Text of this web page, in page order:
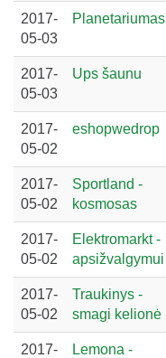
2017-
05-03
Planetariumas
2017-
05-03
Ups šaunu
2017-
05-02
eshopwedrop
2017-
05-02
Sportland -
kosmosas
2017-
05-02
Elektromarkt -
apsižvalgymui
2017-
05-02
Traukinys -
smagi kelionė
2017-
Lemona -